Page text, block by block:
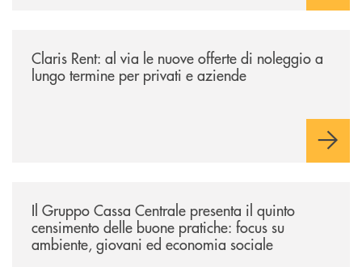
Claris Rent: al via le nuove offerte di noleggio a
lungo termine per privati e aziende
Il Gruppo Cassa Centrale presenta il quinto
censimento delle buone pratiche: focus su
ambiente, giovani ed economia sociale